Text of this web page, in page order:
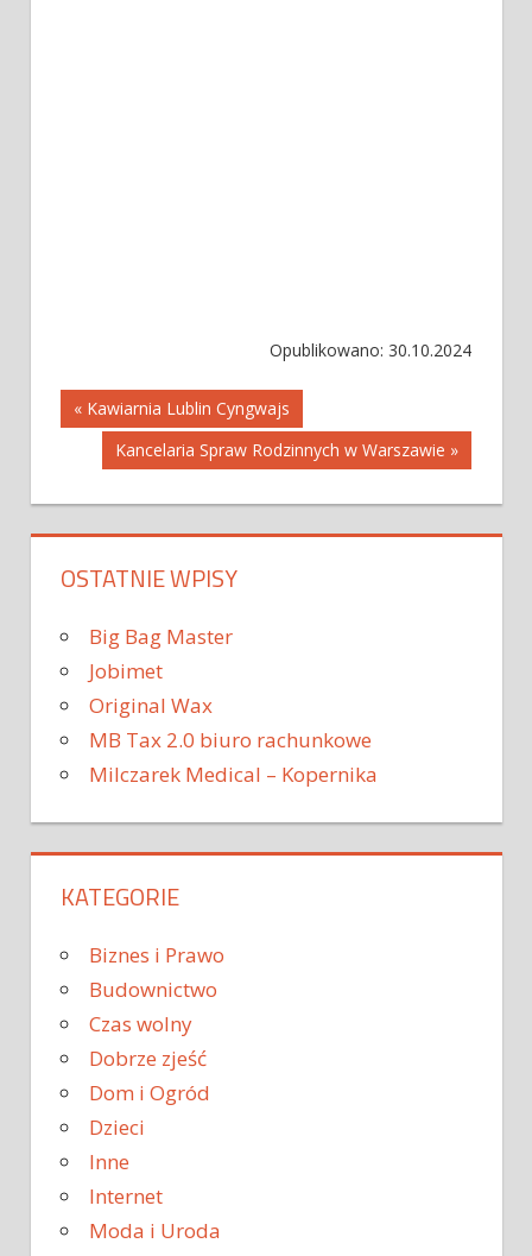
Opublikowano: 30.10.2024
Nawigacja
wpisu
« Kawiarnia Lublin Cyngwajs
Kancelaria Spraw Rodzinnych w Warszawie »
OSTATNIE WPISY
Big Bag Master
Jobimet
Original Wax
MB Tax 2.0 biuro rachunkowe
Milczarek Medical – Kopernika
KATEGORIE
Biznes i Prawo
Budownictwo
Czas wolny
Dobrze zjeść
Dom i Ogród
Dzieci
Inne
Internet
Moda i Uroda